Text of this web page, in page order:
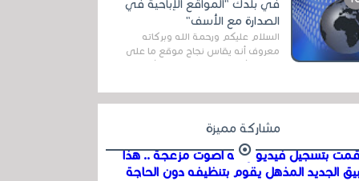
في بلدك "المواقع الإباحية في
الصدارة مع الأسف"
السلام عليكم ورحمة الله وبركاته
معروف أنه يقاس نجاح موقع ما على
في...
مشاركة مميزة
بتسجيل فيديو وفيه أصوت مزعجة .. هذا
الجديد المذهل يقوم بتنظيفه دون الحاجة